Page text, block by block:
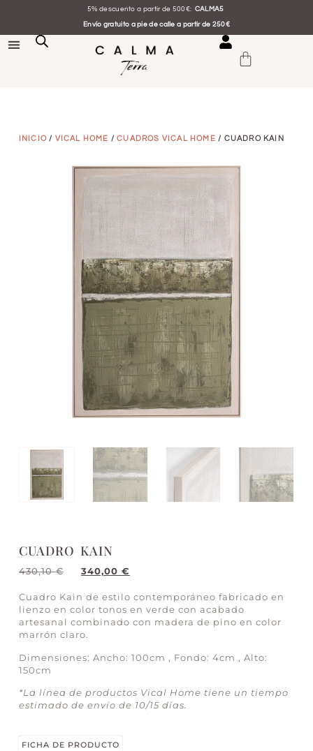
5% descuento a partir de 500€: CALMA5
Envío gratuito a pie de calle a partir de 250€
INICIO / VICAL HOME /CUADROS VICAL HOME / CUADRO KAIN
CUADRO KAIN
430,10€ 340,00 €
Cuadro Kain de estilo contemporáneo fabricado en
lienzo en color tonos en verde con acabado
artesanal combinado con madera de pino en color
marrón claro.
Dimensiones: Ancho: 100cm , Fondo: 4cm , Alto:
150cm
*La línea de productos Vical Home tiene un tiempo
estimado de envío de 10/15 días.
FICHA DE PRODUCTO